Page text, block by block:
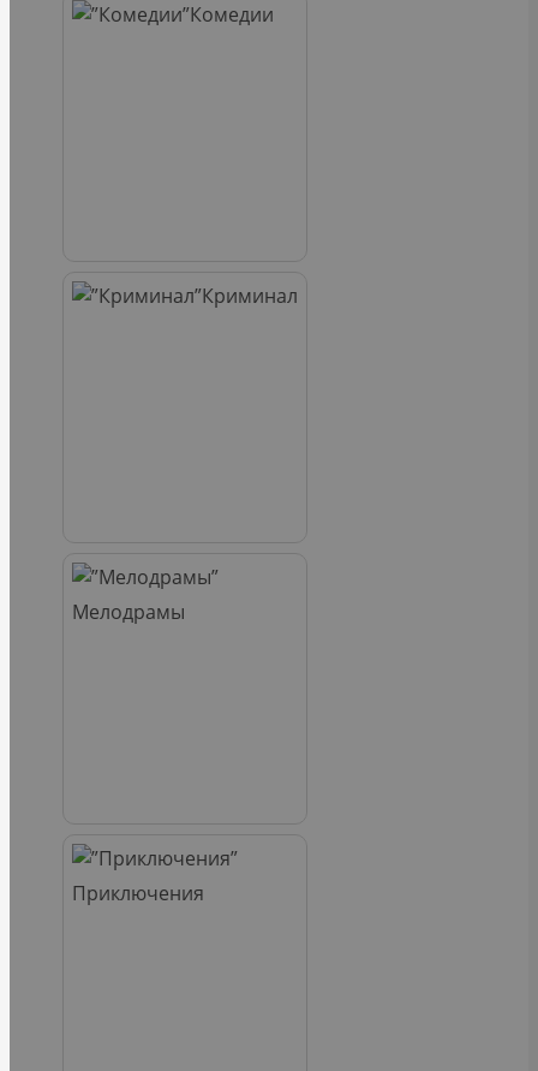
Комедии
Криминал
Мелодрамы
Приключения